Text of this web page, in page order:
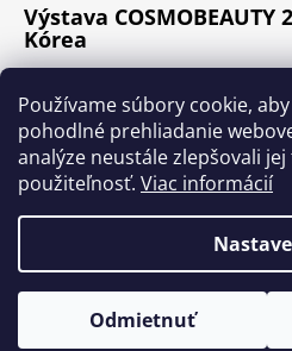
Používame súbory cookie,
pohodlné prehliadanie
analýze neustále zlepšovali jej
použiteľnosť. Viac informácií
Odmietnuť
Výstava COSMOBEAUTY
Kórea
11.6.2025
Instagram
Vytvoril
Copyright 2026KOCOS.sk
.